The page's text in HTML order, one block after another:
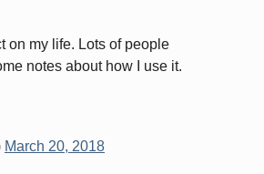
on my life. Lots of people
notes about how I use it.
March 20, 2018